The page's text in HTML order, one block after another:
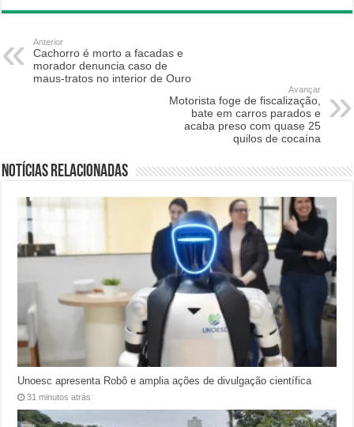
Anterior
Cachorro é morto a facadas e
morador denuncia caso de
maus-tratos no interior de Ouro
Avançar
Motorista foge de fiscalização,
bate em carros parados e
acaba preso com quase 25
quilos de cocaína
Notícias relacionadas
Unoesc apresenta Robô e amplia ações de divulgação científica
31 minutos atrás